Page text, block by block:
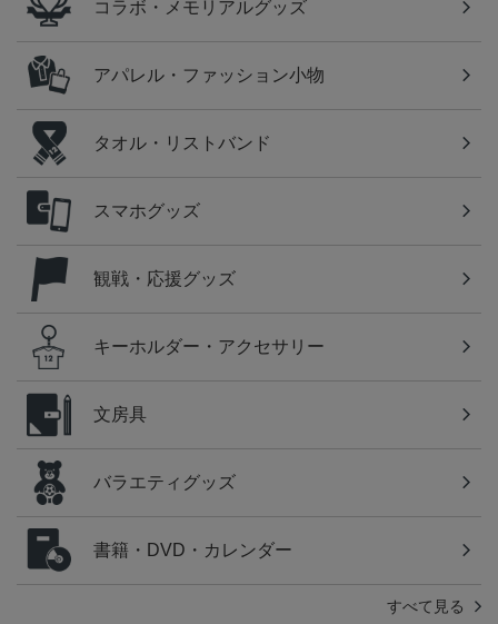
コラボ・メモリアルグッズ
アパレル・ファッション小物
タオル・リストバンド
スマホグッズ
観戦・応援グッズ
キーホルダー・アクセサリー
文房具
バラエティグッズ
書籍・DVD・カレンダー
すべて見る